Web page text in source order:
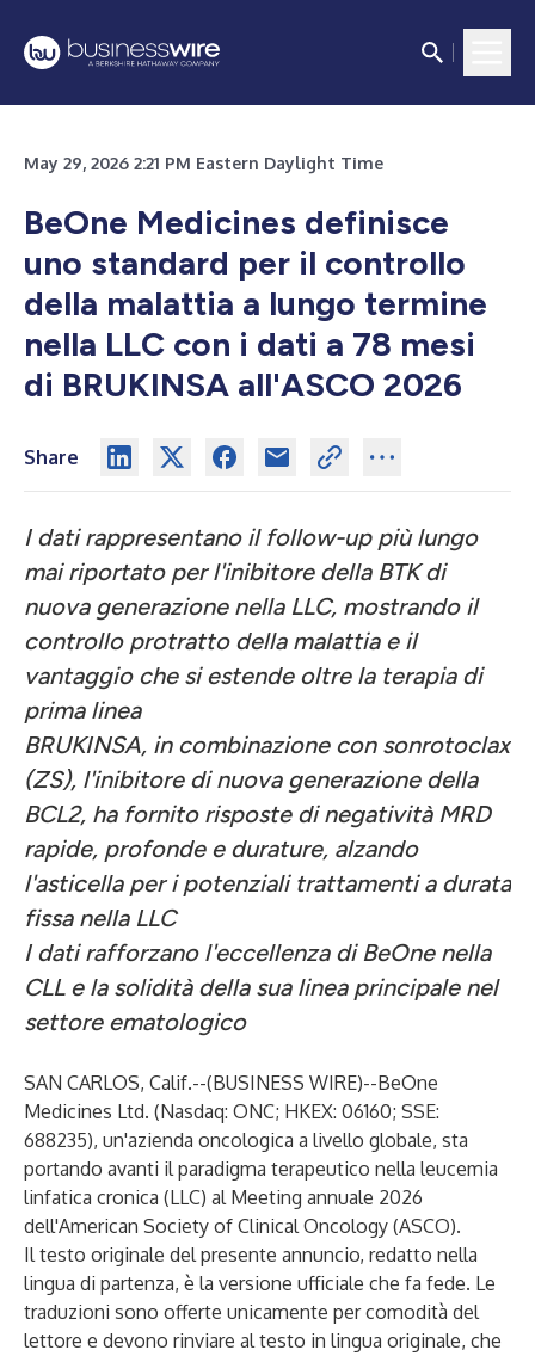
May 29, 2026 2:21 PM Eastern Daylight Time
BeOne Medicines definisce
uno standard per il controllo
della malattia a lungo termine
nella LLC con i dati a 78 mesi
di BRUKINSA all'ASCO 2026
Share
I dati rappresentano il follow-up più lungo
mai riportato per l'inibitore della BTK di
nuova generazione nella LLC, mostrando il
controllo protratto della malattia e il
vantaggio che si estende oltre la terapia di
prima linea
BRUKINSA, in combinazione con sonrotoclax
(ZS), l'inibitore di nuova generazione della
BCL2, ha fornito risposte di negatività MRD
rapide, profonde e durature, alzando
l'asticella per i potenziali trattamenti a durata
fissa nella LLC
I dati rafforzano l'eccellenza di BeOne nella
CLL e la solidità della sua linea principale nel
settore ematologico
SAN CARLOS, Calif.--(BUSINESS WIRE)--BeOne
Medicines Ltd. (Nasdaq: ONC; HKEX: 06160; SSE:
688235), un'azienda oncologica a livello globale, sta
portando avanti il paradigma terapeutico nella leucemia
linfatica cronica (LLC) al Meeting annuale 2026
dell'American Society of Clinical Oncology (ASCO).
Il testo originale del presente annuncio, redatto nella
lingua di partenza, è la versione ufficiale che fa fede. Le
traduzioni sono offerte unicamente per comodità del
lettore e devono rinviare al testo in lingua originale, che